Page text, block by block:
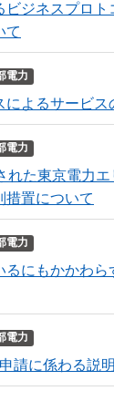
ビジネスプロ
て
電力
によるサービス
電力
れた東京電力
措置について
電力
にもかかわら
電力
請に係わる説